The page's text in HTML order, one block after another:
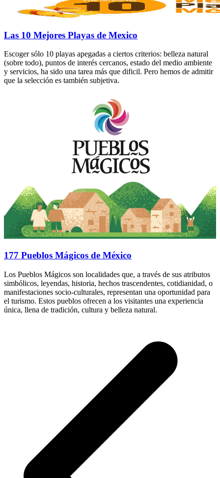
Las 10 Mejores Playas de Mexico
Escoger sólo 10 playas apegadas a ciertos criterios: belleza natural
(sobre todo), puntos de interés cercanos, estado del medio ambiente
y servicios, ha sido una tarea más que dificil. Pero hemos de admitir
que la selección es también subjetiva.
177 Pueblos Mágicos de México
Los Pueblos Mágicos son localidades que, a través de sus atributos
simbólicos, leyendas, historia, hechos trascendentes, cotidianidad, o
manifestaciones socio-culturales, representan una oportunidad para
el turismo. Estos pueblos ofrecen a los visitantes una experiencia
única, llena de tradición, cultura y belleza natural.